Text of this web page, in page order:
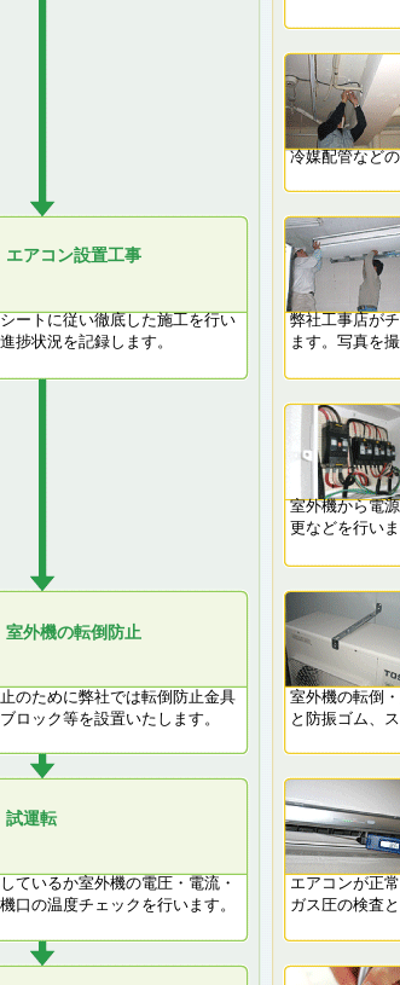
エアコン設置工事
ートに従い徹底した施工を行い
捗状況を記録します。
室外機の転倒防止
のために弊社では転倒防止金具
ロック等を設置いたします。
試運転
ているか室外機の電圧・電流・
口の温度チェックを行います。
冷媒配管など
弊社工事店が
ます。写真を
室外機から電
更などを行
室外機の転倒
と防振ゴム、
エアコンが正
ガス圧の検査